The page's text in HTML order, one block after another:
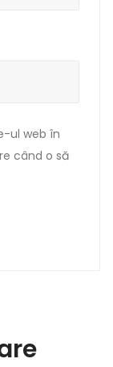
ul web în
când o să